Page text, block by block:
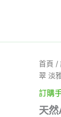
首頁 /
翠 淡
訂購
天
天
然
A
級
翠